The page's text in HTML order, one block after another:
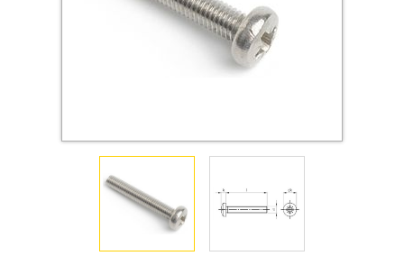
Крюки, кольца с метрической резьбой
Крюки, кольца с шурупной резьбой
Оснастка и аксессуары для яхт
Саморезы и шурупы